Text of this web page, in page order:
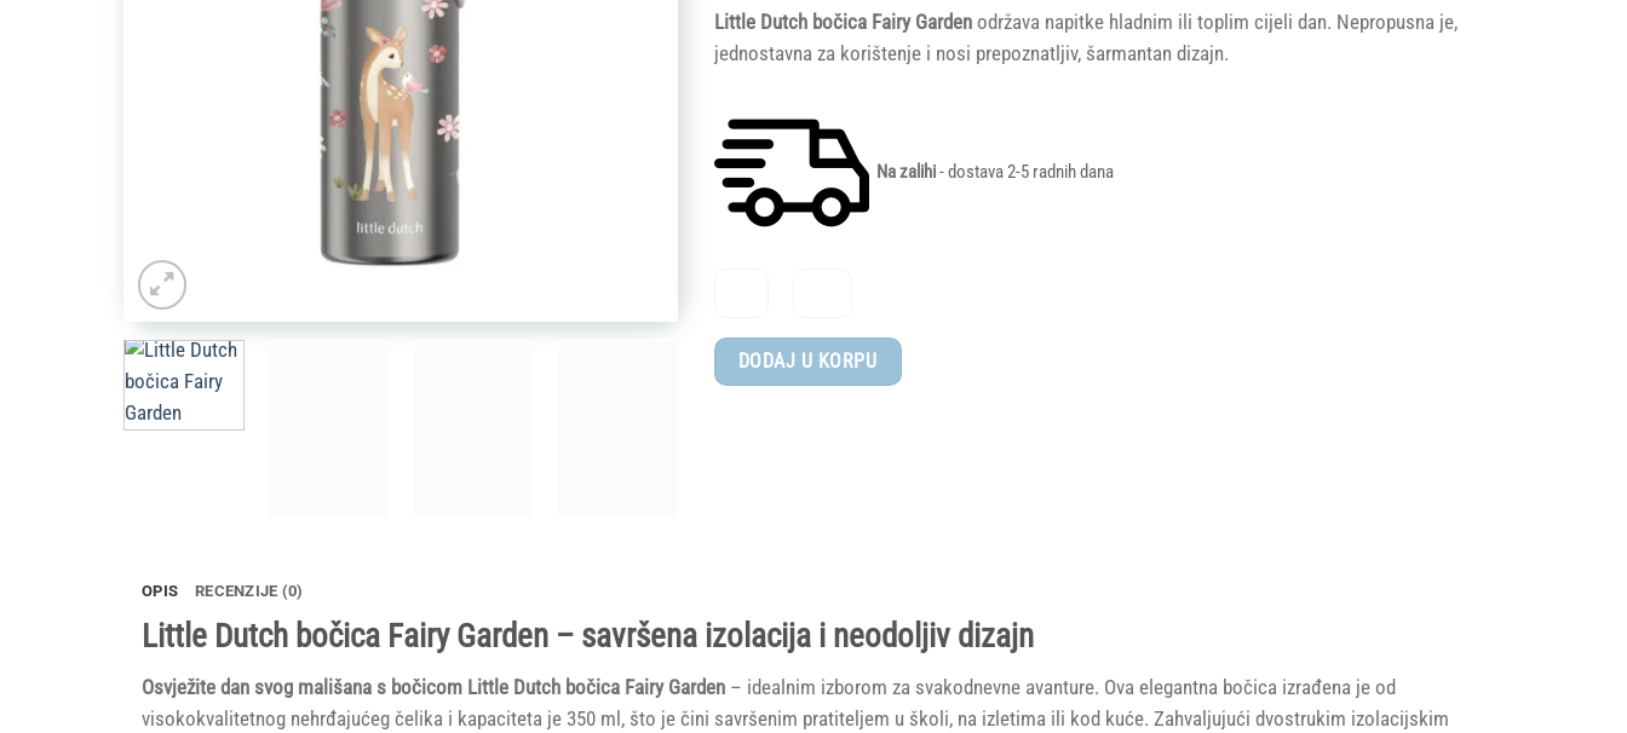
Little Dutch bočica Fairy Garden održava napitke hladnim ili toplim cijeli dan. Nepropusna je,
jednostavna za korištenje i nosi prepoznatljiv, šarmantan dizajn.
Na zalihi- dostava 2-5 radnih dana
Little
Dutch®
količina
DODAJ U KORPU
OPIS RECENZIJE (0)
Little Dutch bočica Fairy Garden – savršena izolacija i neodoljiv dizajn
Osvježite dan svog mališana s bočicom Little Dutch bočica Fairy Garden – idealnim izborom za svakodnevne avanture. Ova elegantna bočica izrađena je od
visokokvalitetnog nehrđajućeg čelika i kapaciteta je 350 ml, što je čini savršenim pratiteljem u školi, na izletima ili kod kuće. Zahvaljujući dvostrukim izolacijskim